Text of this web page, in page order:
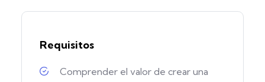
Requisitos
Comprender el valor de crear una